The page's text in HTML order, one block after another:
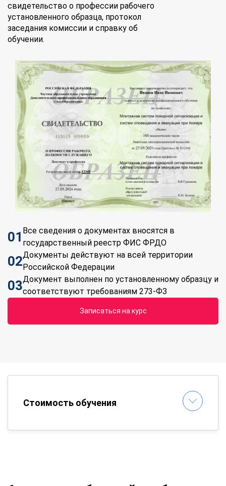
свидетельство о профессии рабочего
установленного образца, протокол
заседания комиссии и справку об
обучении.
01 Все сведения о документах вносятся в
государственный реестр ФИС ФРДО
02Документы действуют на всей территории
Российской Федерации
03Документ выполнен по установленному образцу и
соответствуют требованиям 273-ФЗ
Записаться на курс
Стоимость обучения